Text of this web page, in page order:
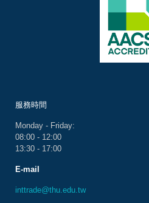
服務時間
Monday - Friday:
08:00 - 12:00
13:30 - 17:00
E-mail
inttrade@thu.edu.tw